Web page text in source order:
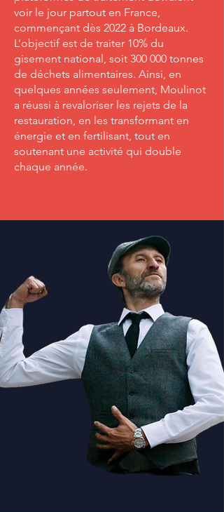
voir le jour partout en France,
commençant dès 2022 à Bordeaux.
L’objectif est de traiter 10% du
gisement national, soit 300 000 tonnes
de déchets alimentaires. Ainsi, en
quelques années seulement, Moulinot
a réussi à revaloriser les rejets de la
restauration, en les transformant en
énergie et en fertilisant, tout en
soutenant une activité qui double
chaque année.